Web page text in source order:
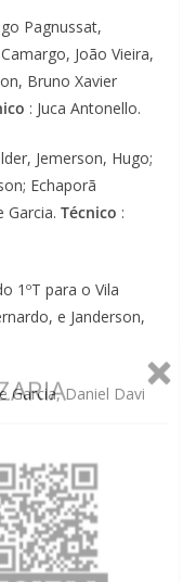
Pagnussat,
João Vieira,
Bruno Xavier
: Juca Antonello.
Jemerson, Hugo;
Echaporã
Garcia. Técnico :
1ºT para o Vila
e Janderson,
Garcia, Daniel Davi